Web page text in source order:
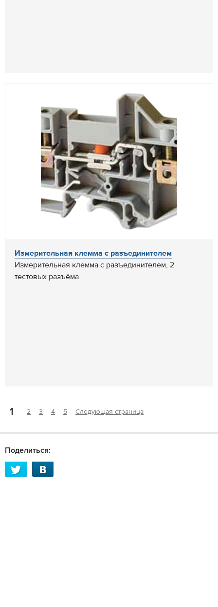
Измерительная клемма с разъединителем
Измерительная клемма с разъединителем, 2
тестовых разъёма
1 2 3 4 5 Следующая страница
Поделиться: